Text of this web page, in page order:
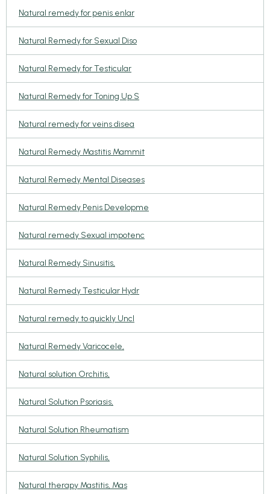
Natural remedy for penis enlar
Natural Remedy for Sexual Diso
Natural Remedy for Testicular
Natural Remedy for Toning Up S
Natural remedy for veins disea
Natural Remedy Mastitis Mammit
Natural Remedy Mental Diseases
Natural Remedy Penis Developme
Natural remedy Sexual impotenc
Natural Remedy Sinusitis,
Natural Remedy Testicular Hydr
Natural remedy to quickly Uncl
Natural Remedy Varicocele,
Natural solution Orchitis,
Natural Solution Psoriasis,
Natural Solution Rheumatism
Natural Solution Syphilis,
Natural therapy Mastitis, Mas